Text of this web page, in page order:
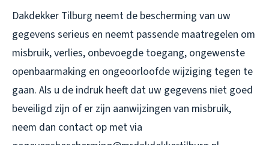
Dakdekker Tilburg neemt de bescherming van uw
gegevens serieus en neemt passende maatregelen om
misbruik, verlies, onbevoegde toegang, ongewenste
openbaarmaking en ongeoorloofde wijziging tegen te
gaan. Als u de indruk heeft dat uw gegevens niet goed
beveiligd zijn of er zijn aanwijzingen van misbruik,
neem dan contact op met via